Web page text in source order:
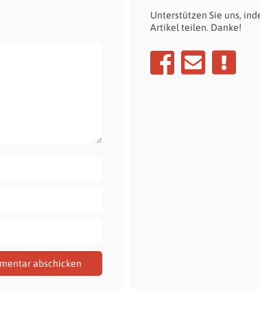
Unterstützen Sie uns,
Artikel teilen. Danke!